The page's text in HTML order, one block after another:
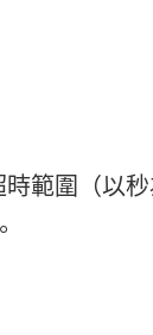
範圍（以
。